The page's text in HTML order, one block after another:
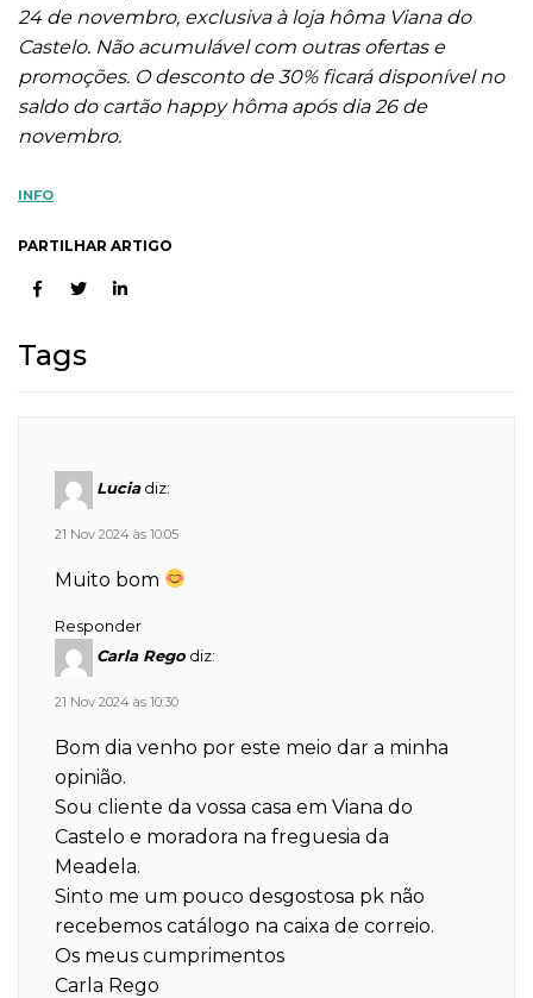
24 de novembro, exclusiva à loja hôma Viana do
Castelo. Não acumulável com outras ofertas e
promoções. O desconto de 30% ficará disponível no
saldo do cartão happy hôma após dia 26 de
novembro.
INFO
PARTILHAR ARTIGO
Tags
Lucia diz:
21 Nov 2024 às 10:05
Muito bom
Responder
Carla Rego diz:
21 Nov 2024 às 10:30
Bom dia venho por este meio dar a minha
opinião.
Sou cliente da vossa casa em Viana do
Castelo e moradora na freguesia da
Meadela.
Sinto me um pouco desgostosa pk não
recebemos catálogo na caixa de correio.
Os meus cumprimentos
Carla Rego